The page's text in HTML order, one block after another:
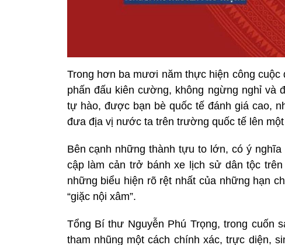
Trong hơn ba mươi năm thực hiện công
phấn đấu kiên cường, không ngừng nghỉ và
tự hào, được bạn bè quốc tế đánh giá cao,
đưa địa vị nước ta trên trường quốc tế lên
Bên cạnh những thành tựu to lớn, có ý
cập làm cản trở bánh xe lịch sử dân tộc
những biểu hiện rõ rệt nhất của những hạn
“giặc nội xâm”.
Tổng Bí thư Nguyễn Phú Trọng, trong cuốn
tham nhũng một cách chính xác, trực diện,